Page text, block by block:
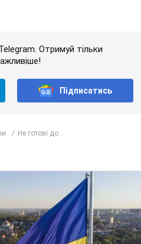
Отримуй тільки
Підписатись
Не готові до...